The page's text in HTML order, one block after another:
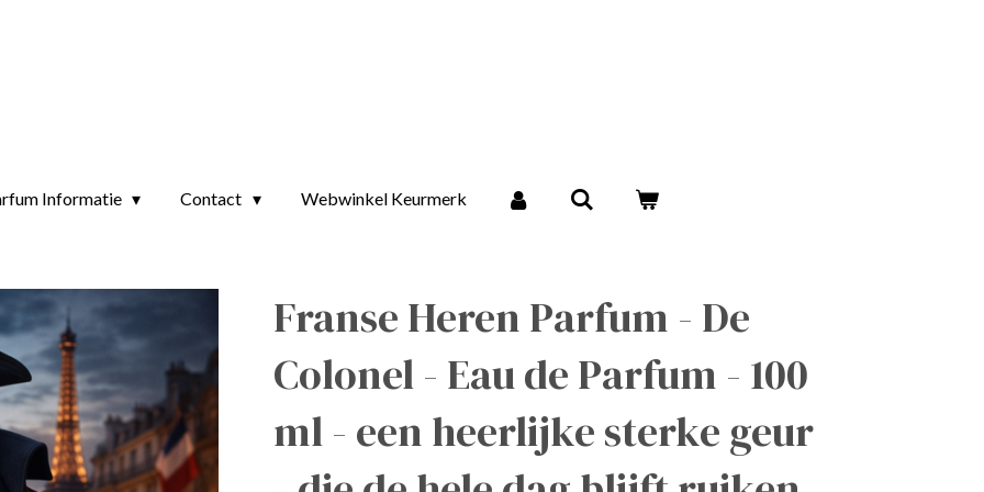
Informatie Contact Webwinkel Keurmerk
Franse Heren Parfum - De
Colonel - Eau de Parfum - 100
ml - een heerlijke sterke geur